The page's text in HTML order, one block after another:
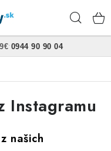
• 0944 90 90 04
Instagramu
našich